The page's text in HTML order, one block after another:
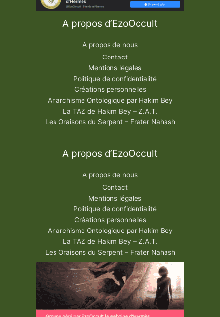
A propos d’EzoOccult
A propos de nous
Contact
Mentions légales
Politique de confidentialité
Créations personnelles
Anarchisme Ontologique par Hakim Bey
La TAZ de Hakim Bey – Z.A.T.
Les Oraisons du Serpent – Frater Nahash
A propos d’EzoOccult
A propos de nous
Contact
Mentions légales
Politique de confidentialité
Créations personnelles
Anarchisme Ontologique par Hakim Bey
La TAZ de Hakim Bey – Z.A.T.
Les Oraisons du Serpent – Frater Nahash